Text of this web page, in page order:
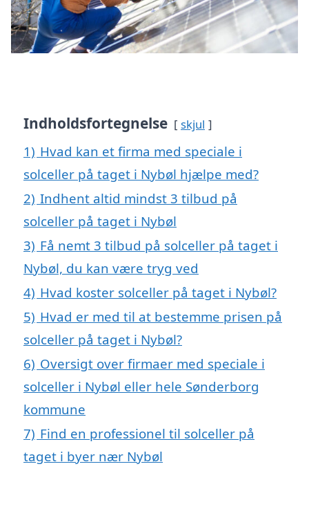
Indholdsfortegnelse skjul
1) Hvad kan et firma med speciale i
solceller på taget i Nybøl hjælpe med?
2) Indhent altid mindst 3 tilbud på
solceller på taget i Nybøl
3) Få nemt 3 tilbud på solceller på taget i
Nybøl, du kan være tryg ved
4) Hvad koster solceller på taget i Nybøl?
5) Hvad er med til at bestemme prisen på
solceller på taget i Nybøl?
6) Oversigt over firmaer med speciale i
solceller i Nybøl eller hele Sønderborg
kommune
7) Find en professionel til solceller på
taget i byer nær Nybøl